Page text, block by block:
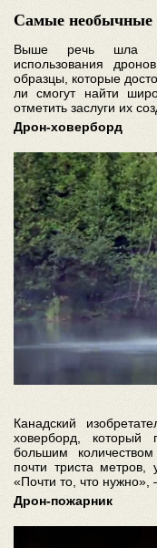
Самые необычные
Выше речь шла о
использования
образцы, которые
ли смогут найти
отметить заслуги их
Дрон-ховерборд
Канадский
ховерборд, который
большим
почти триста метров,
«Почти то, что
Дрон-пожарник